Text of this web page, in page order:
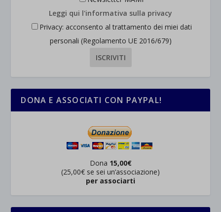
Leggi qui l'informativa sulla privacy
Privacy: acconsento al trattamento dei miei dati
personali (Regolamento UE 2016/679)
DONA E ASSOCIATI CON PAYPAL!
Dona 15,00€
(25,00€ se sei un’associazione)
per associarti